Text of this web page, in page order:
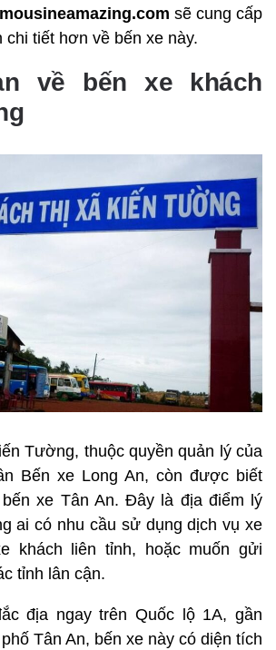
sẽ cung cấp
chi tiết hơn về bến xe này.
về bến xe khách
Tường, thuộc quyền quản lý của
Bến xe Long An, còn được biết
xe Tân An. Đây là địa điểm lý
ai có nhu cầu sử dụng dịch vụ xe
khách liên tỉnh, hoặc muốn gửi
tỉnh lân cận.
địa ngay trên Quốc lộ 1A, gần
Tân An, bến xe này có diện tích